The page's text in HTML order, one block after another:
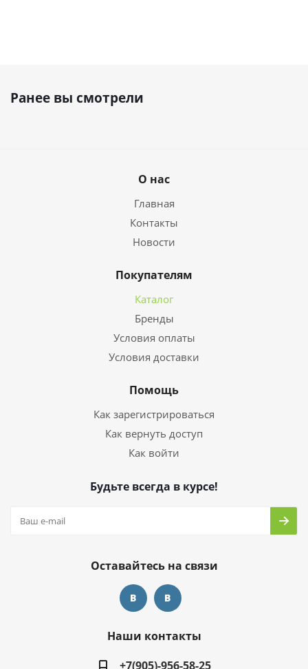
Ранее вы смотрели
О нас
Главная
Контакты
Новости
Покупателям
Каталог
Бренды
Условия оплаты
Условия доставки
Помощь
Как зарегистрироваться
Как вернуть доступ
Как войти
Будьте всегда в курсе!
Оставайтесь на связи
Наши контакты
+7(905)-956-58-25